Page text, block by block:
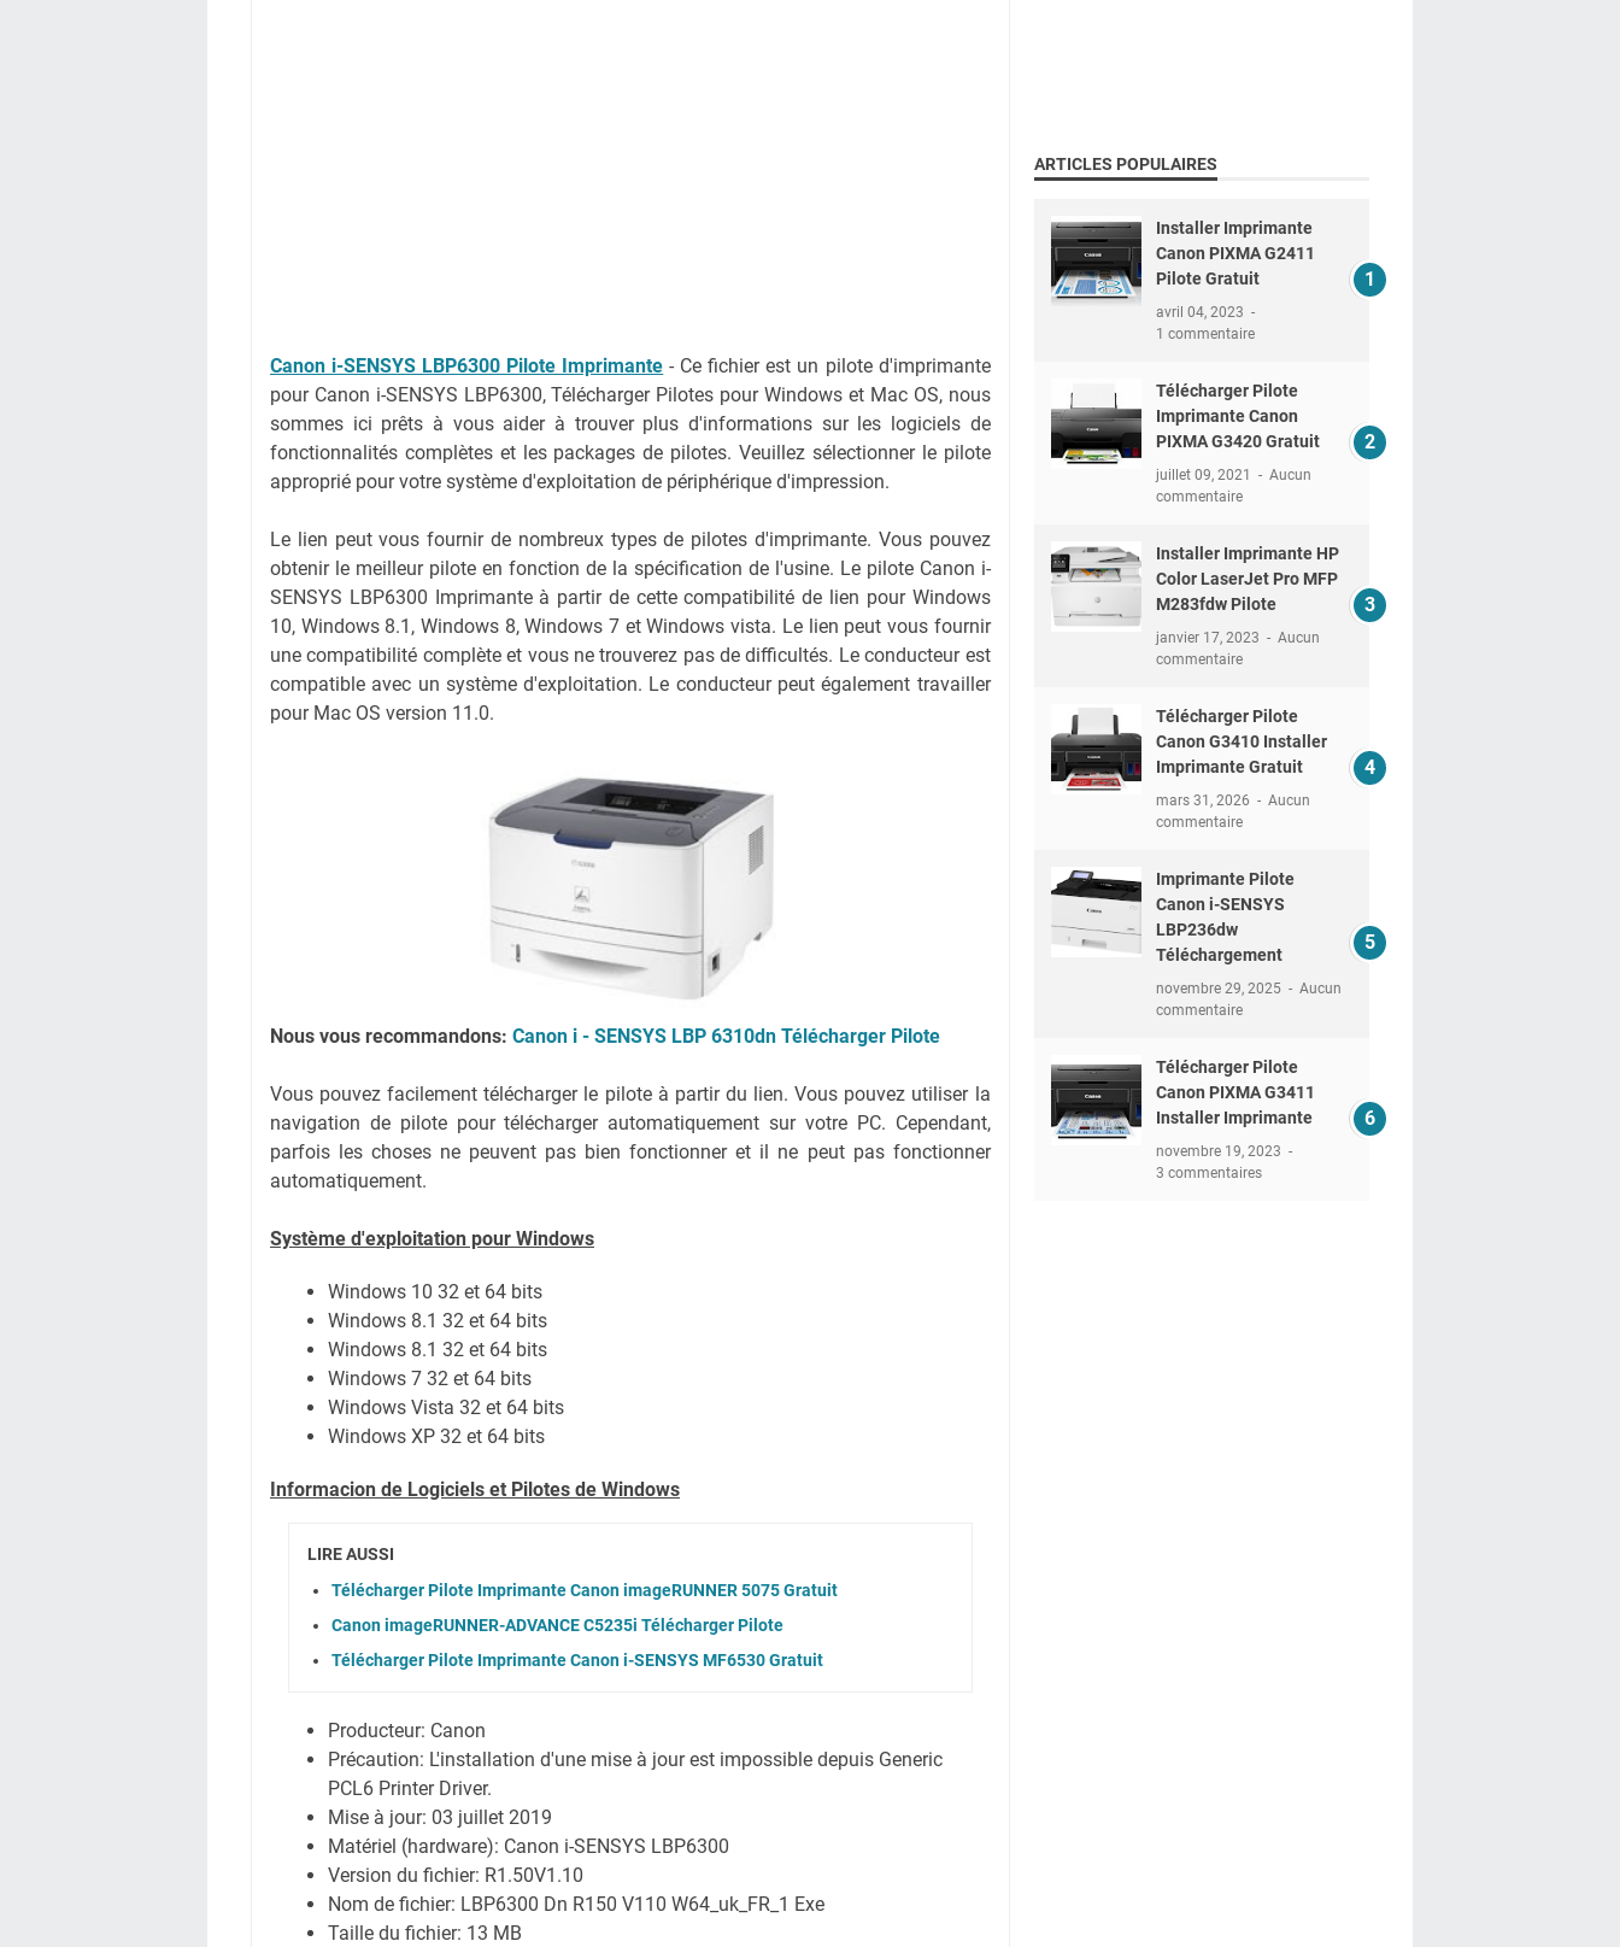
Canon i-SENSYS LBP6300 Pilote Imprimante - Ce fichier est un pilote d'imprimante
pour Canon i-SENSYS LBP6300, Télécharger Pilotes pour Windows et Mac OS, nous
sommes ici prêts à vous aider à trouver plus d'informations sur les logiciels de
fonctionnalités complètes et les packages de pilotes. Veuillez sélectionner le pilote
approprié pour votre système d'exploitation de périphérique d'impression.
Le lien peut vous fournir de nombreux types de pilotes d'imprimante. Vous pouvez
obtenir le meilleur pilote en fonction de la spécification de l'usine. Le pilote Canon i-
SENSYS LBP6300 Imprimante à partir de cette compatibilité de lien pour Windows
10, Windows 8.1, Windows 8, Windows 7 et Windows vista. Le lien peut vous fournir
une compatibilité complète et vous ne trouverez pas de difficultés. Le conducteur est
compatible avec un système d'exploitation. Le conducteur peut également travailler
pour Mac OS version 11.0.
Nous vous recommandons: Canon i - SENSYS LBP 6310dn Télécharger Pilote
Vous pouvez facilement télécharger le pilote à partir du lien.Vous pouvez utiliser la
navigation de pilote pour télécharger automatiquement sur votre PC. Cependant,
parfois les choses ne peuvent pas bien fonctionner et il ne peut pas fonctionner
automatiquement.
Système d'exploitation pour Windows
Windows 10 32 et 64 bits
Windows 8.1 32 et 64 bits
Windows 8.1 32 et 64 bits
Windows 7 32 et 64 bits
Windows Vista 32 et 64 bits
Windows XP 32 et 64 bits
Informacion de Logiciels et Pilotes de Windows
LIRE AUSSI
Télécharger Pilote Imprimante Canon imageRUNNER 5075 Gratuit
Canon imageRUNNER-ADVANCE C5235i Télécharger Pilote
Télécharger Pilote Imprimante Canon i-SENSYS MF6530 Gratuit
Producteur: Canon
Précaution: L'installation d'une mise à jour est impossible depuis Generic
PCL6 Printer Driver.
Mise à jour: 03 juillet 2019
Matériel (hardware): Canon i-SENSYS LBP6300
Version du fichier: R1.50V1.10
Nom de fichier: LBP6300 Dn R150 V110 W64_uk_FR_1 Exe
Taille du fichier: 13 MB
ARTICLES POPULAIRES
Installer Imprimante
Canon PIXMA G2411
Pilote Gratuit
avril 04, 2023
1 commentaire
Télécharger Pilote
Imprimante Canon
PIXMA G3420 Gratuit
juillet 09, 2021
Aucun
commentaire
Installer Imprimante HP
Color LaserJet Pro MFP
M283fdw Pilote
janvier 17, 2023
Aucun
commentaire
Télécharger Pilote
Canon G3410 Installer
Imprimante Gratuit
mars 31, 2026
Aucun
commentaire
Imprimante Pilote
Canon i-SENSYS
LBP236dw
Téléchargement
novembre 29, 2025
Aucun
commentaire
Télécharger Pilote
Canon PIXMA G3411
Installer Imprimante
novembre 19, 2023
3 commentaires